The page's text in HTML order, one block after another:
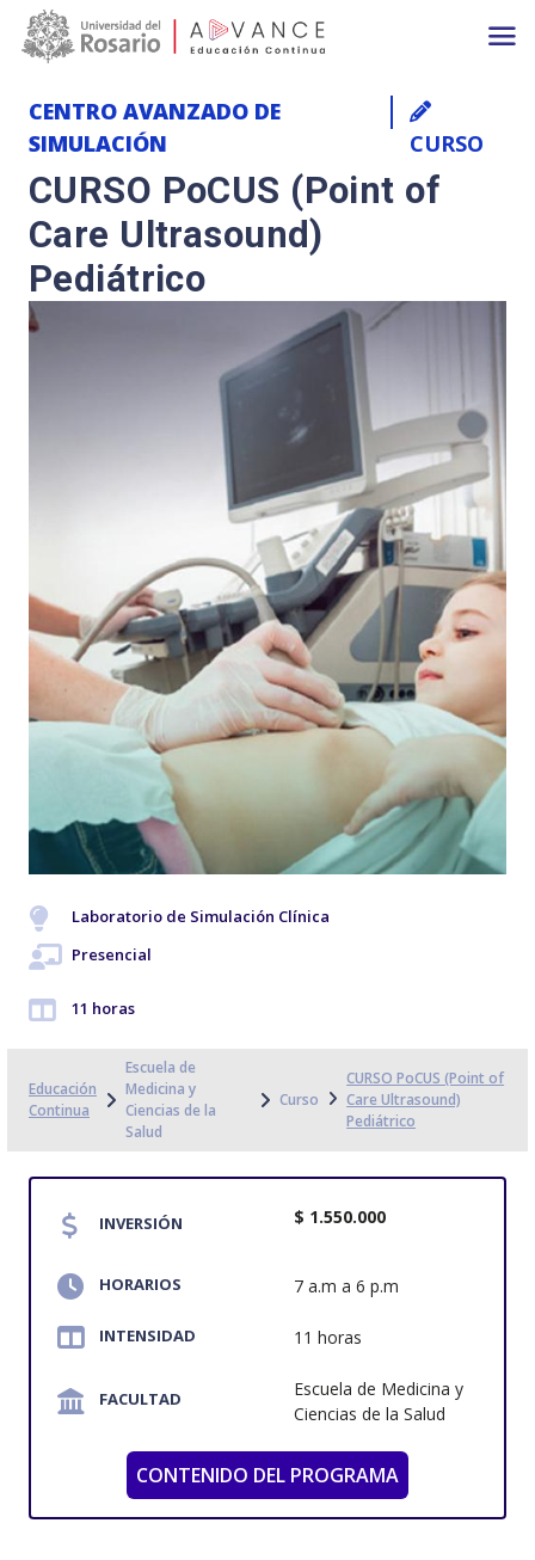
Pasar al contenido principal
Main navigation
CENTRO AVANZADO DE
SIMULACIÓN
CURSO
CURSO PoCUS (Point of
Care Ultrasound)
Pediátrico
Laboratorio de Simulación Clínica
Presencial
11 horas
Educación
Continua
Escuela de
Medicina y
Ciencias de la
Salud
Curso
CURSO PoCUS (Point of
Care Ultrasound)
Pediátrico
INVERSIÓN $ 1.550.000
HORARIOS 7 a.m a 6 p.m
INTENSIDAD 11 horas
FACULTAD
Escuela de Medicina y
Ciencias de la Salud
CONTENIDO DEL PROGRAMA